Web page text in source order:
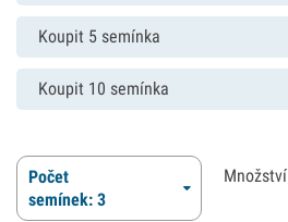
Koupit 5 semínka
Koupit 10 semínka
Počet
semínek: 3
Množství